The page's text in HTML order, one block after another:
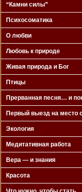
“Камни силы”
Психосоматика
О любви
Любовь к природе
Живая природа и Бог
Птицы
Прерванная песня… и
Первый выезд на место
Экология
Медитативная работа
Вера — и знания
Красота